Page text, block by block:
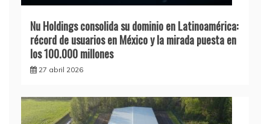
Nu Holdings consolida su dominio en Latinoamérica:
récord de usuarios en México y la mirada puesta en
los 100.000 millones
27 abril 2026